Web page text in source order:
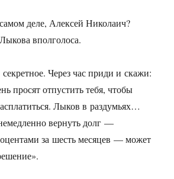
деле, Алексей Николаич?
вполголоса.
Через час приди и скажи:
просят отпустить тебя, чтобы
Лыков в раздумьях…
вернуть долг —
за шесть месяцев — может